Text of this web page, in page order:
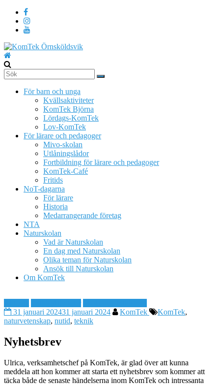
Hoppa
innehåll
KomTek
Örnsköldsvik
Teknikinspiration
För barn och unga
Kvällsaktiviteter
KomTek Björna
Lördags-KomTek
Lov-KomTek
För lärare och pedagoger
Mivo-skolan
Utlåningslådor
Fortbildning för lärare och pedagoger
KomTek-Café
Fritids
NoT-dagarna
För lärare
Historia
Medarrangerande företag
NTA
Naturskolan
Vad är Naturskolan
En dag med Naturskolan
Olika teman för Naturskolan
Ansök till Naturskolan
Om KomTek
31 januari 202431 januari 2024 KomTek KomTek,
naturvetenskap, nutid, teknik
Nyhetsbrev
Ulrica, verksamhetschef på KomTek, är glad över att kunna
meddela att hon kommer att starta ett nyhetsbrev som kommer att
täcka både de senaste händelserna inom KomTek och intressanta